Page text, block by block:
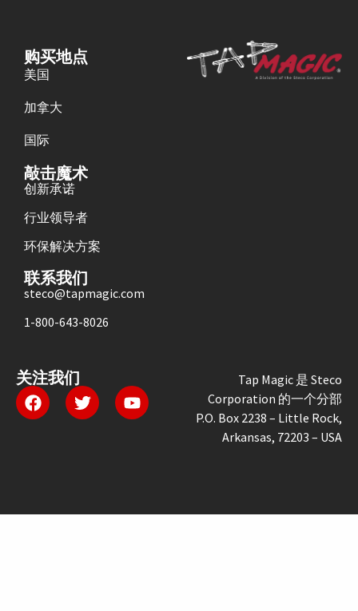
购买地点
美国
加拿大
国际
敲击魔术
创新承诺
行业领导者
环保解决方案
联系我们
steco@tapmagic.com
1-800-643-8026
关注我们
Tap Magic 是 Steco
Corporation 的一个分部
P.O. Box 2238 – Little Rock,
Arkansas, 72203 – USA